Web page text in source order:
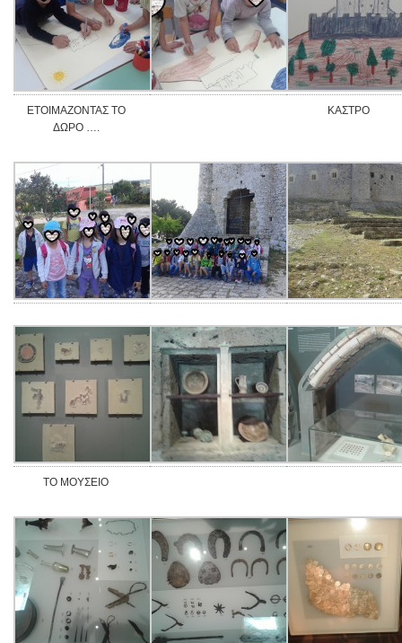
ΕΤΟΙΜΑΖΟΝΤΑΣ ΤΟ
ΔΩΡΟ ….
ΚΑΣΤΡΟ
ΤΟ ΜΟΥΣΕΙΟ